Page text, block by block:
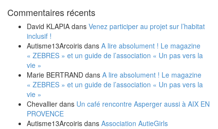
Commentaires récents
David KLAPIA dans Venez participer au projet sur l’habitat
inclusif !
Autisme13Arcoiris dans A lire absolument ! Le magazine
« ZEBRES » et un guide de l’association « Un pas vers la
vie »
Marie BERTRAND dans A lire absolument ! Le magazine
« ZEBRES » et un guide de l’association « Un pas vers la
vie »
Chevallier dans Un café rencontre Asperger aussi à AIX EN
PROVENCE
Autisme13Arcoiris dans Association AutieGirls